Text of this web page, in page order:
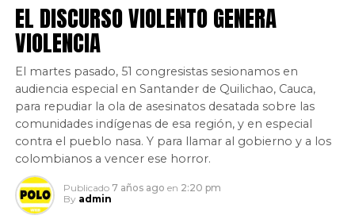
EL DISCURSO VIOLENTO GENERA
VIOLENCIA
El martes pasado, 51 congresistas sesionamos en
audiencia especial en Santander de Quilichao, Cauca,
para repudiar la ola de asesinatos desatada sobre las
comunidades indígenas de esa región, y en especial
contra el pueblo nasa. Y para llamar al gobierno y a los
colombianos a vencer ese horror.
Publicado 7 años ago en 2:20 pm
By admin